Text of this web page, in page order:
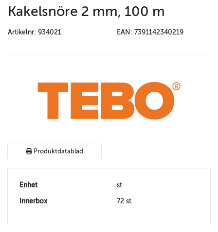
Kakelsnöre 2 mm, 100 m
Artikelnr: 934021 EAN: 7391142340219
Produktdatablad
Enhet st
Innerbox 72 st